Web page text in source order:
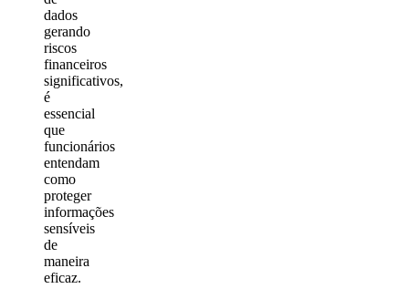
dados
gerando
riscos
financeiros
significativos,
é
essencial
que
funcionários
entendam
como
proteger
informações
sensíveis
de
maneira
eficaz.